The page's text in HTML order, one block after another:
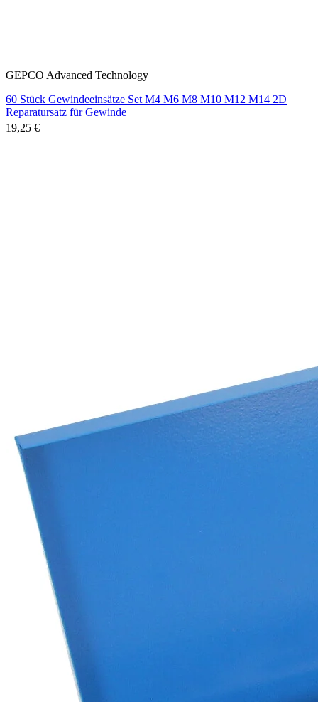
GEPCO Advanced Technology
60 Stück Gewindeeinsätze Set M4 M6 M8 M10 M12 M14 2D
Reparatursatz für Gewinde
19,25 €